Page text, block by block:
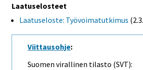
Laatuselosteet
Laatuseloste: Työvoimatutkimus
Viittausohje:
Suomen virallinen tilasto (SVT):